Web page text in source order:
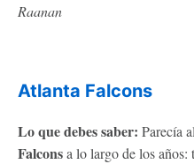
Raanan
Atlanta Falcons
Lo que debes saber: Parecía
Falconsa lo largo de los años: